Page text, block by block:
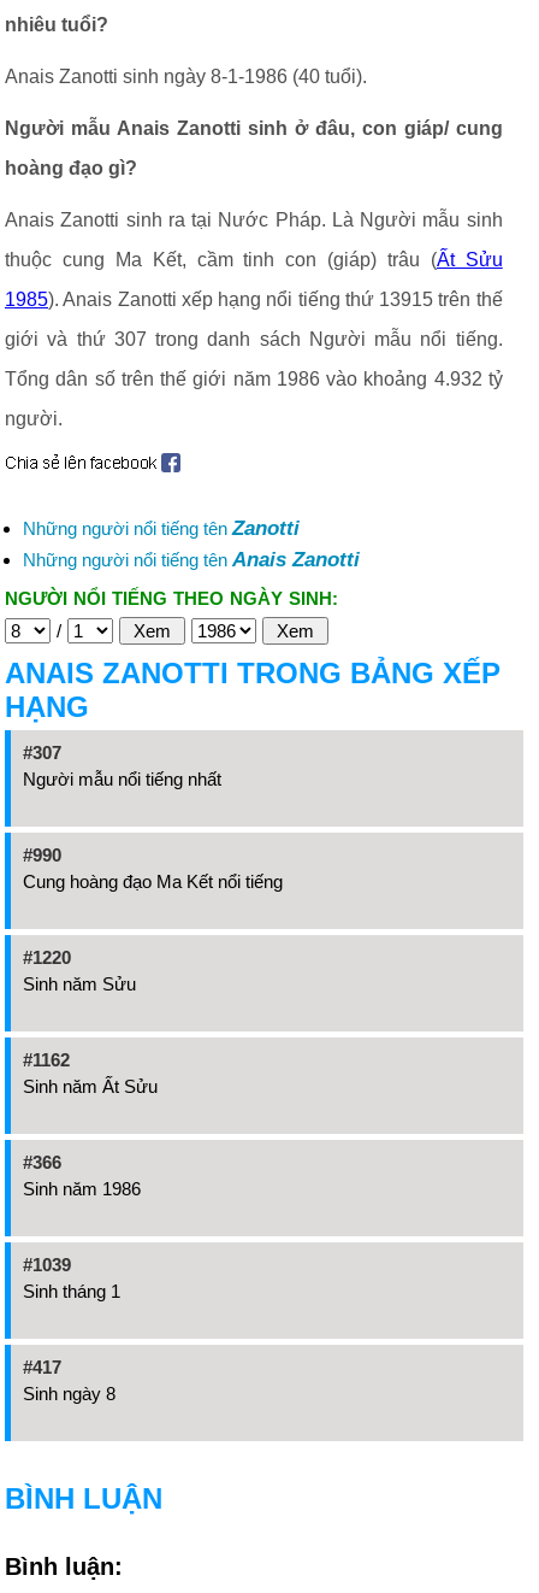
nhiêu tuổi?
Anais Zanotti sinh ngày 8-1-1986 (40 tuổi).
Người mẫu Anais Zanotti sinh ở đâu, con giáp/ cung
hoàng đạo gì?
Anais Zanotti sinh ra tại Nước Pháp. Là Người mẫu sinh
thuộc cung Ma Kết, cầm tinh con (giáp) trâu (Ất Sửu
1985). Anais Zanotti xếp hạng nổi tiếng thứ 13915 trên thế
giới và thứ 307 trong danh sách Người mẫu nổi tiếng.
Tổng dân số trên thế giới năm 1986 vào khoảng 4.932 tỷ
người.
Những người nổi tiếng tênZanotti
Những người nổi tiếng tên Anais Zanotti
NGƯỜI NỔI TIẾNG THEO NGÀY SINH:
/
ANAIS ZANOTTI TRONG BẢNG XẾP
HẠNG
#307
Người mẫu nổi tiếng nhất
#990
Cung hoàng đạo Ma Kết nổi tiếng
#1220
Sinh năm Sửu
#1162
Sinh năm Ất Sửu
#366
Sinh năm 1986
#1039
Sinh tháng 1
#417
Sinh ngày 8
BÌNH LUẬN
Bình luận: